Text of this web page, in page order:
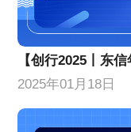
【创行2025丨东
2025年01月18日